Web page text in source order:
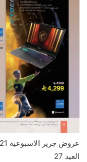
العيد 27